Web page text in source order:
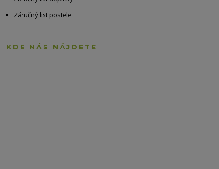
Záručný list postele
KDE NÁS NÁJDETE